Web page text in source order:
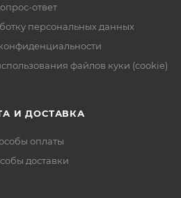
ответ
персональных данных
файлов куки (cookie)
И ДОСТАВКА
оплаты
доставки